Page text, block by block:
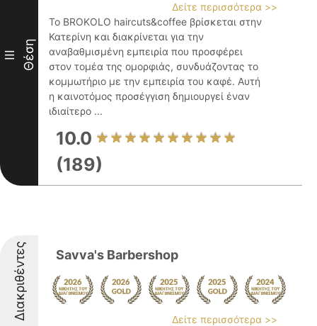
III Θέση
Δείτε περισσότερα >>
Το BROKOLO haircuts&coffee βρίσκεται στην
Κατερίνη και διακρίνεται για την
αναβαθμισμένη εμπειρία που προσφέρει
στον τομέα της ομορφιάς, συνδυάζοντας το
κομμωτήριο με την εμπειρία του καφέ. Αυτή
η καινοτόμος προσέγγιση δημιουργεί έναν
ιδιαίτερο ...
10.0
(189)
Διακριθέντες Savva's Barbershop
Δείτε περισσότερα >>